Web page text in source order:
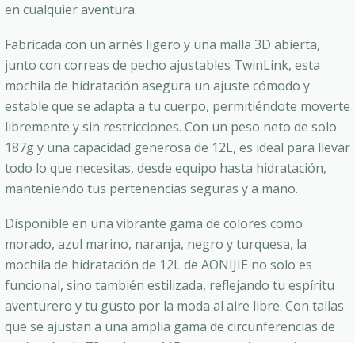
en cualquier aventura.
Fabricada con un arnés ligero y una malla 3D abierta,
junto con correas de pecho ajustables TwinLink, esta
mochila de hidratación asegura un ajuste cómodo y
estable que se adapta a tu cuerpo, permitiéndote moverte
libremente y sin restricciones. Con un peso neto de solo
187g y una capacidad generosa de 12L, es ideal para llevar
todo lo que necesitas, desde equipo hasta hidratación,
manteniendo tus pertenencias seguras y a mano.
Disponible en una vibrante gama de colores como
morado, azul marino, naranja, negro y turquesa, la
mochila de hidratación de 12L de AONIJIE no solo es
funcional, sino también estilizada, reflejando tu espíritu
aventurero y tu gusto por la moda al aire libre. Con tallas
que se ajustan a una amplia gama de circunferencias de